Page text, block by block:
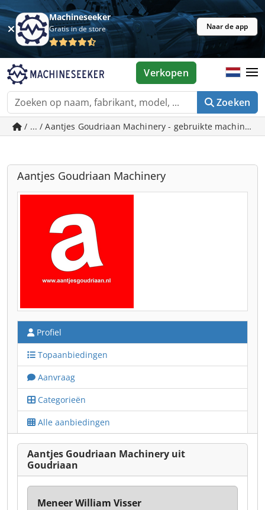
Machineseeker
Gratis in de store Naar de app
Zoeken
Verkopen
/ ... / Aantjes Goudriaan Machinery - gebruikte machines
Aantjes Goudriaan Machinery
Profiel
Topaanbiedingen
Aanvraag
Categorieën
Alle aanbiedingen
Aantjes Goudriaan Machinery uit
Goudriaan
Meneer William Visser